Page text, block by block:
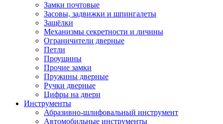
Замки почтовые
Засовы, задвижки и шпингалеты
Защёлки
Механизмы секретности и личины
Ограничители дверные
Петли
Проушины
Прочие замки
Пружины дверные
Ручки дверные
Цифры на двери
Инструменты
Абразивно-шлифовальный инструмент
Автомобильные инструменты